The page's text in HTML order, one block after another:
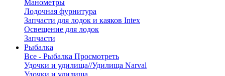
Манометры
Лодочная фурнитура
Запчасти для лодок и каяков Intex
Освещение для лодок
Запчасти
Рыбалка
Все - Рыбалка Просмотреть
Удочки и удилища//Удилища Narval
Удочки и удилища